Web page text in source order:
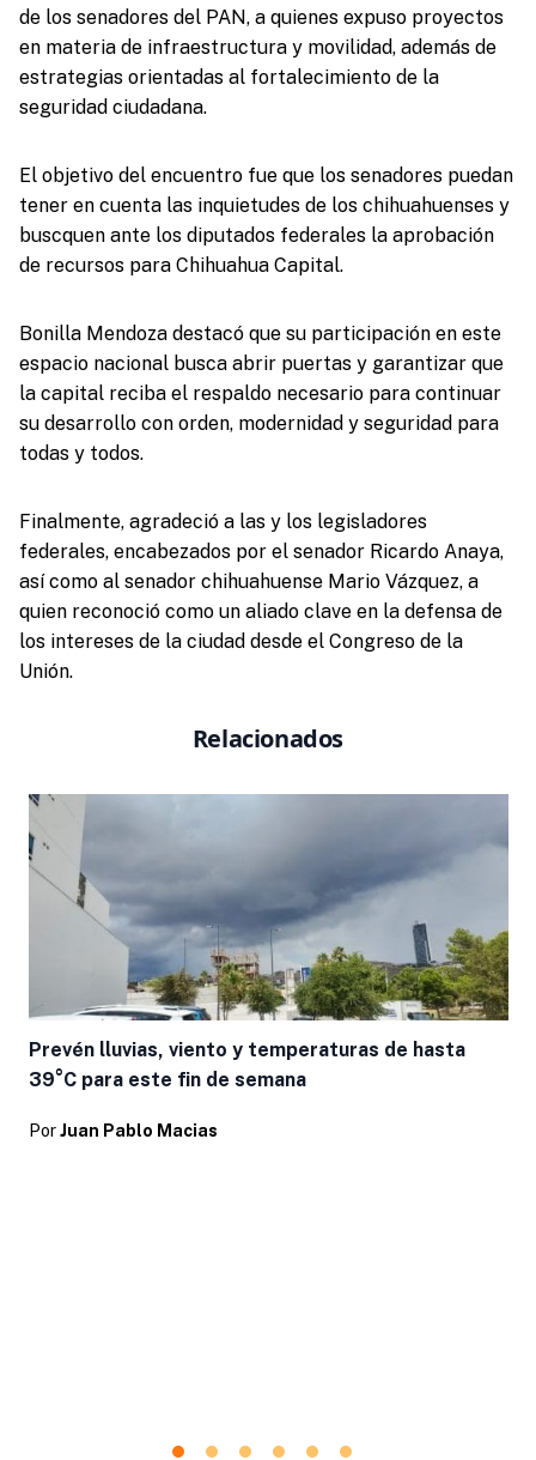
de los senadores del PAN, a quienes expuso proyectos
en materia de infraestructura y movilidad, además de
estrategias orientadas al fortalecimiento de la
seguridad ciudadana.
El objetivo del encuentro fue que los senadores puedan
tener en cuenta las inquietudes de los chihuahuenses y
buscquen ante los diputados federales la aprobación
de recursos para Chihuahua Capital.
Bonilla Mendoza destacó que su participación en este
espacio nacional busca abrir puertas y garantizar que
la capital reciba el respaldo necesario para continuar
su desarrollo con orden, modernidad y seguridad para
todas y todos.
Finalmente, agradeció a las y los legisladores
federales, encabezados por el senador Ricardo Anaya,
así como al senador chihuahuense Mario Vázquez, a
quien reconoció como un aliado clave en la defensa de
los intereses de la ciudad desde el Congreso de la
Unión.
Relacionados
Prevén lluvias, viento y temperaturas de hasta
39°C para este fin de semana
Por Juan Pablo Macias